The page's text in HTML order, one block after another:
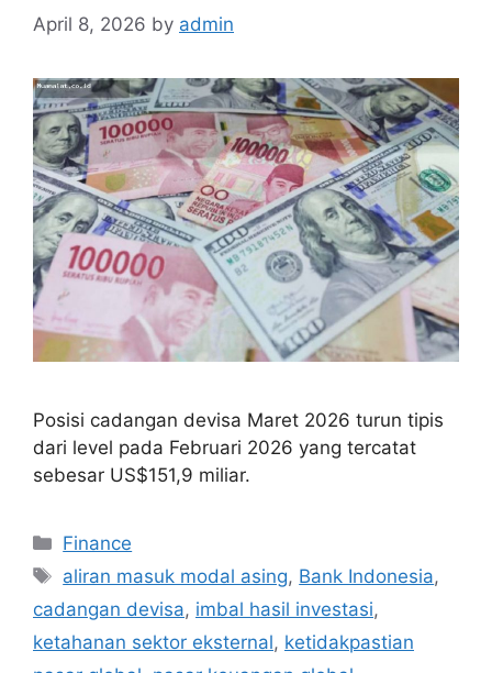
April 8, 2026 by admin
Posisi cadangan devisa Maret 2026 turun tipis
dari level pada Februari 2026 yang tercatat
sebesar US$151,9 miliar.
Categories
Finance
Tags
aliran masuk modal asing, Bank Indonesia,
cadangan devisa, imbal hasil investasi,
ketahanan sektor eksternal, ketidakpastian